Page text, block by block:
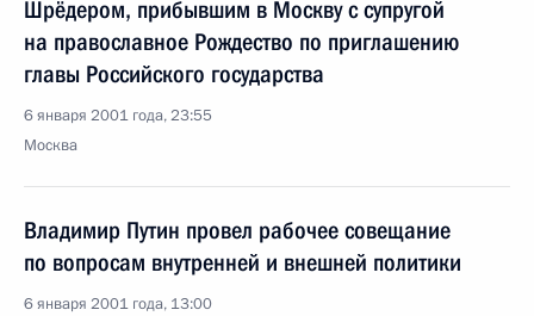
Шрёдером, прибывшим в Москву с супругой
на православное Рождество по приглашению
главы Российского государства
6 января 2001 года, 23:55
Москва
Владимир Путин провел рабочее совещание
по вопросам внутренней и внешней политики
6 января 2001 года, 13:00